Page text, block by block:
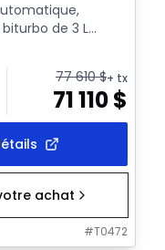
de 3 L
arrêt a...
77 610$+ tx
71 110$
achat
#T0472